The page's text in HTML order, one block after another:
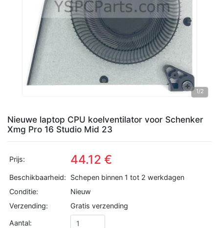
1/2
Nieuwe laptop CPU koelventilator voor Schenker
Xmg Pro 16 Studio Mid 23
Prijs: 44.12 €
Beschikbaarheid:
Schepen binnen 1 tot 2 werkdagen
Conditie:
Nieuw
Verzending:
Gratis verzending
Aantal: